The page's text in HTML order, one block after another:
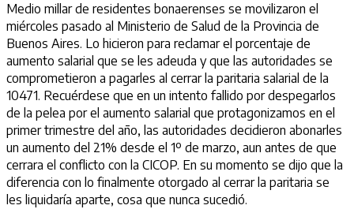
Medio millar de residentes bonaerenses se movilizaron el
miércoles pasado al Ministerio de Salud de la Provincia de
Buenos Aires. Lo hicieron para reclamar el porcentaje de
aumento salarial que se les adeuda y que las autoridades se
comprometieron a pagarles al cerrar la paritaria salarial de la
10471. Recuérdese que en un intento fallido por despegarlos
de la pelea por el aumento salarial que protagonizamos en el
primer trimestre del año, las autoridades decidieron abonarles
un aumento del 21% desde el 1º de marzo, aun antes de que
cerrara el conflicto con la CICOP. En su momento se dijo que la
diferencia con lo finalmente otorgado al cerrar la paritaria se
les liquidaría aparte, cosa que nunca sucedió.